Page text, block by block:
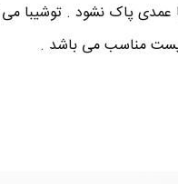
پاک نشود . توشیبا می
نیست مناسب می باشد .